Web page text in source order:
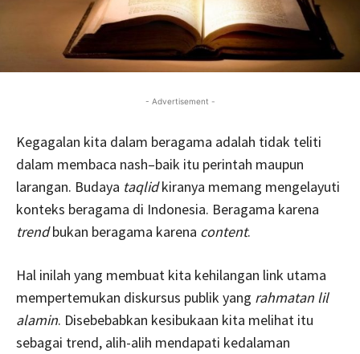
- Advertisement -
Kegagalan kita dalam beragama adalah tidak teliti
dalam membaca nash–baik itu perintah maupun
larangan. Budaya taqlidkiranya memang mengelayuti
konteks beragama di Indonesia. Beragama karena
trendbukan beragama karena content.
Hal inilah yang membuat kita kehilangan link utama
mempertemukan diskursus publik yang rahmatan lil
alamin. Disebebabkan kesibukaan kita melihat itu
sebagai trend, alih-alih mendapati kedalaman